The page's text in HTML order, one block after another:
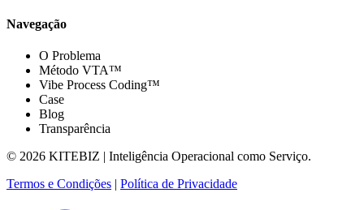
Navegação
O Problema
Método VTA™
Vibe Process Coding™
Case
Blog
Transparência
© 2026 KITEBIZ | Inteligência Operacional como Serviço.
Termos e Condições | Política de Privacidade